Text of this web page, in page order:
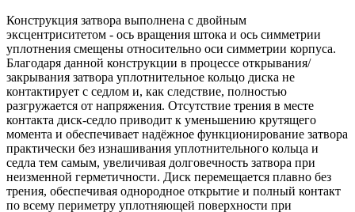
Конструкция затвора выполнена с двойным
эксцентриситетом - ось вращения штока и ось симметрии
уплотнения смещены относительно оси симметрии корпуса.
Благодаря данной конструкции в процессе открывания/
закрывания затвора уплотнительное кольцо диска не
контактирует с седлом и, как следствие, полностью
разгружается от напряжения. Отсутствие трения в месте
контакта диск-седло приводит к уменьшению крутящего
момента и обеспечивает надёжное функционирование затвора
практически без изнашивания уплотнительного кольца и
седла тем самым, увеличивая долговечность затвора при
неизменной герметичности. Диск перемещается плавно без
трения, обеспечивая однородное открытие и полный контакт
по всему периметру уплотняющей поверхности при